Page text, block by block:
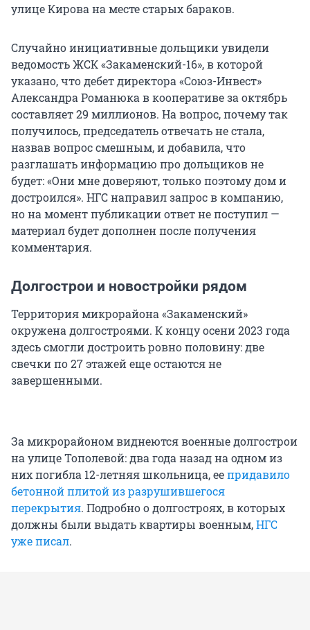
улице Кирова на месте старых бараков.
Случайно инициативные дольщики увидели
ведомость ЖСК «Закаменский-16», в которой
указано, что дебет директора «Союз-Инвест»
Александра Романюка в кооперативе за октябрь
составляет 29 миллионов. На вопрос, почему так
получилось, председатель отвечать не стала,
назвав вопрос смешным, и добавила, что
разглашать информацию про дольщиков не
будет: «Они мне доверяют, только поэтому дом и
достроился». НГС направил запрос в компанию,
но на момент публикации ответ не поступил —
материал будет дополнен после получения
комментария.
Долгострои и новостройки рядом
Территория микрорайона «Закаменский»
окружена долгостроями. К концу осени 2023 года
здесь смогли достроить ровно половину: две
свечки по 27 этажей еще остаются не
завершенными.
За микрорайоном виднеются военные долгострои
на улице Тополевой: два года назад на одном из
них погибла 12-летняя школьница, еепридавило
бетонной плитой из разрушившегося
перекрытия. Подробно о долгостроях, в которых
должны были выдать квартиры военным,НГС
уже писал.